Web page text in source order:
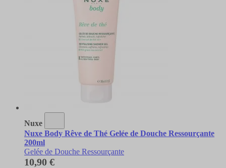
Nuxe
Nuxe Body Rêve de Thé Gelée de Douche Ressourçante
200ml
Gelée de Douche Ressourçante
10,90 €